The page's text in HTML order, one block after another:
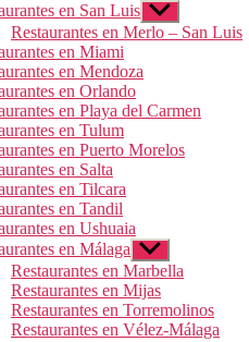
en San Luis Mostrar
el
submenú
Restaurantes en Merlo – San Luis
en Miami
en Mendoza
en Orlando
en Playa del Carmen
en Tulum
en Puerto Morelos
en Salta
en Tilcara
en Tandil
en Ushuaia
en Málaga Mostrar
el
submenú
Restaurantes en Marbella
Restaurantes en Mijas
Restaurantes en Torremolinos
Restaurantes en Vélez-Málaga